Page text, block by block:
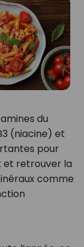
du
(niacine) et
pour
et retrouver la
comme